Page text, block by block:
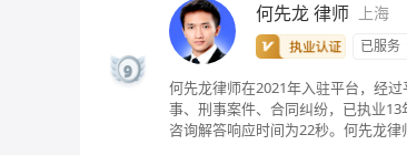
9
何先龙律师 上海
已服务
何先龙律师在2021年入驻平台，经
事、刑事案件、合同纠纷，已执业
咨询解答响应时间为22秒。何先龙律